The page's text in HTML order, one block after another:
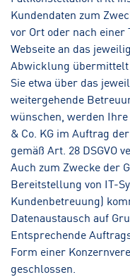
Kundendaten zum
vor Ort oder nach
Webseite an das
Abwicklung
Sie etwa über das
weitergehende
wünschen, werden
& Co. KG im Auftrag
gemäß Art. 28 DSGVO
Auch zum Zwecke der
Bereitstellung von IT-
Kundenbetreuung)
Datenaustausch auf
Entsprechende
Form einer
geschlossen.